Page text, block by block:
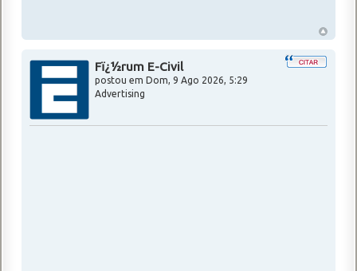
Fï¿½rum E-Civil
postou em Dom, 9 Ago 2026, 5:29
Advertising